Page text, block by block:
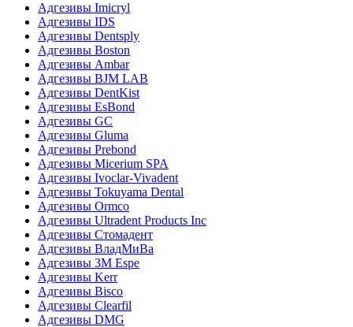
Адгезивы Imicryl
Адгезивы IDS
Адгезивы Dentsply
Адгезивы Boston
Адгезивы Ambar
Адгезивы BJM LAB
Адгезивы DentKist
Адгезивы EsBond
Адгезивы GC
Адгезивы Gluma
Адгезивы Prebond
Адгезивы Micerium SPA
Адгезивы Ivoclar-Vivadent
Адгезивы Tokuyama Dental
Адгезивы Ormco
Адгезивы Ultradent Products Inc
Адгезивы Стомадент
Адгезивы ВладМиВа
Адгезивы 3M Espe
Адгезивы Kerr
Адгезивы Bisco
Адгезивы Clearfil
Адгезивы DMG